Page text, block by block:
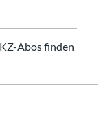
Abos finden